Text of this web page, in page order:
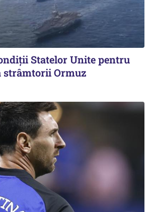
Statelor Unite pentru
strâmtorii Ormuz